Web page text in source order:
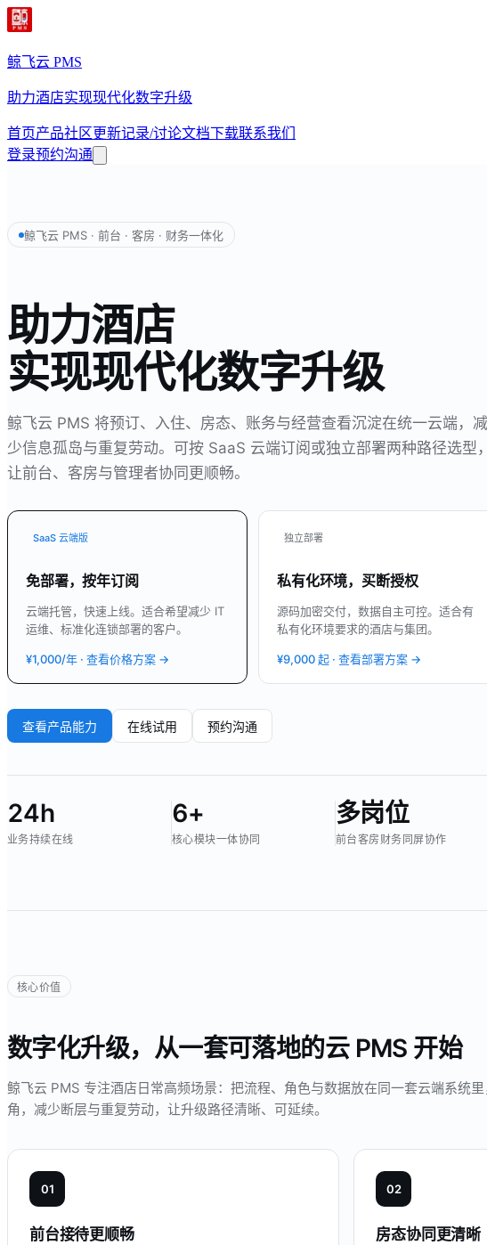
鲸飞云 PMS
助力酒店实现现代化数字升级
首页产品社区更新记录/讨论文档下载联系我们
登录预约沟通
鲸飞云 PMS · 前台 · 客房 · 财务一体化
助力酒店
实现现代化数字升级
鲸飞云 PMS 将预订、入住、房态、账务与经营查看沉淀在统一云端，减
少信息孤岛与重复劳动。可按 SaaS 云端订阅或独立部署两种路径选型，
让前台、客房与管理者协同更顺畅。
SaaS 云端版
免部署，按年订阅
云端托管，快速上线。适合希望减少 IT
运维、标准化连锁部署的客户。
¥1,000/年 · 查看价格方案 →
独立部署
私有化环境，买断授权
源码加密交付，数据自主可控。适合有
私有化环境要求的酒店与集团。
¥9,000 起 · 查看部署方案 →
查看产品能力 在线试用 预约沟通
24h
业务持续在线
6+
核心模块一体协同
多岗位
前台客房财务同屏协作
核心价值
数字化升级，从一套可落地的云 PMS 开始
鲸飞云 PMS 专注酒店日常高频场景：把流程、角色与数据放在同一套云端系统
角，减少断层与重复劳动，让升级路径清晰、可延续。
01
前台接待更顺畅
02
房态协同更清晰